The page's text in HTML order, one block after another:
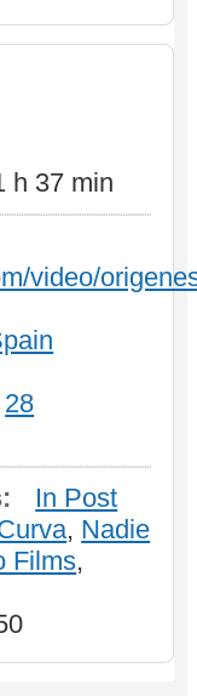
h 37 min
video/
28
In Post
, Nadie
Films,